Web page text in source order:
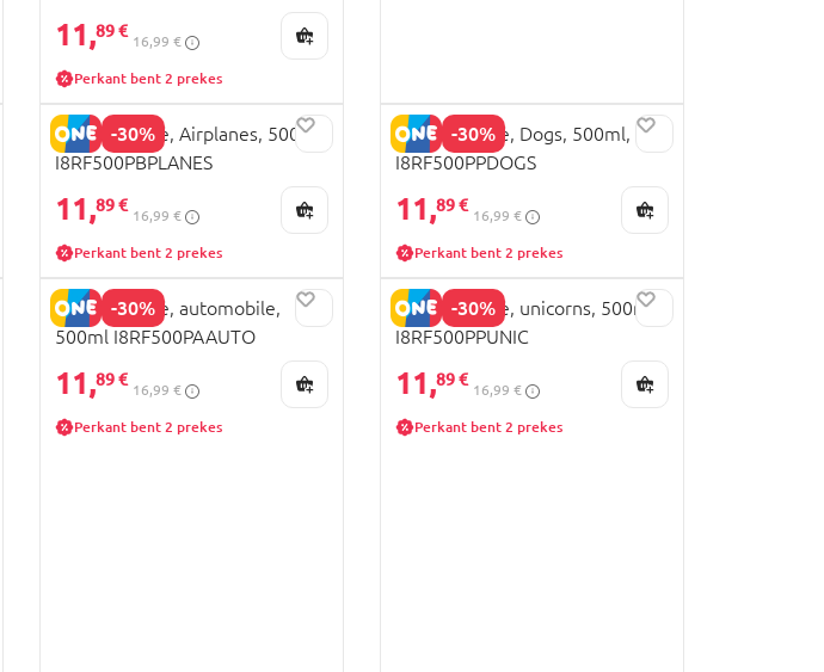
11,89 €
16,99 €
Perkant bent 2 prekes
-30%
ION8 gertuvė, Airplanes, 500ml,
I8RF500PBPLANES
11,89 €
16,99 €
Perkant bent 2 prekes
-30%
ION8 gertuvė, Dogs, 500ml,
I8RF500PPDOGS
11,89 €
16,99 €
Perkant bent 2 prekes
-30%
ION8 gertuvė, automobile,
500ml I8RF500PAAUTO
11,89 €
16,99 €
Perkant bent 2 prekes
-30%
ION8 gertuvė, unicorns, 500ml
I8RF500PPUNIC
11,89 €
16,99 €
Perkant bent 2 prekes